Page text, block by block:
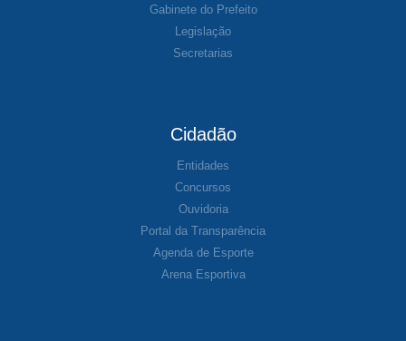
Gabinete do Prefeito
Legislação
Secretarias
Cidadão
Entidades
Concursos
Ouvidoria
Portal da Transparência
Agenda de Esporte
Arena Esportiva